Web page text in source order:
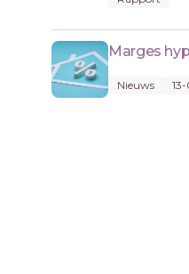
Marges
Nieuws